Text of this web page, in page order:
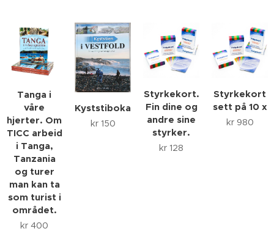
Tanga i
våre
hjerter. Om
TICC arbeid
i Tanga,
Tanzania
og turer
man kan ta
som turist i
området.
kr 400
Kyststiboka
kr 150
Styrkekort.
Fin dine og
andre sine
styrker.
kr 128
Styrkekort
sett på 10 x
kr 980